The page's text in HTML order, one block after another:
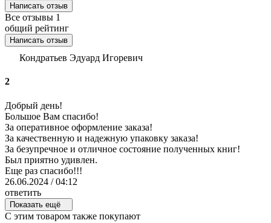
Написать отзыв
Все отзывы 1
общий рейтинг
Написать отзыв
Кондратьев Эдуард Игоревич
2
Добрый день!
Большое Вам спасибо!
За оперативное оформление заказа!
За качественную и надежную упаковку заказа!
За безупречное и отличное состояние полученных книг!
Был приятно удивлен.
Еще раз спасибо!!!
26.06.2024 / 04:12
ответить
Показать ещё
C этим товаром также покупают